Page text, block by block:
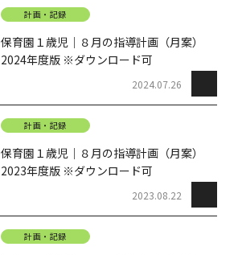
計画・記録
保育園１歳児｜８月の指導計画（月案）
2024年度版 ※ダウンロード可
2024.07.26
計画・記録
保育園１歳児｜８月の指導計画（月案）
2023年度版 ※ダウンロード可
2023.08.22
計画・記録